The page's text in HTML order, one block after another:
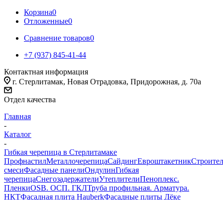
Корзина0
Отложенные0
Сравнение товаров0
+7 (937) 845-41-44
Контактная информация
г. Стерлитамак, Новая Отрадовка, Придорожная, д. 70а
Отдел качества
Главная
-
Каталог
-
Гибкая черепица в Стерлитамаке
ПрофнастилМеталлочерепицаСайдингЕвроштакетник
смесиФасадные панелиОндулинГибкая
черепицаСнегозадержателиУтеплителиПеноплекс.
ПленкиOSB. ОСП. ГКЛТруба профильная. Арматура.
НКТФасадная плита HauberkФасадные плиты Дёке